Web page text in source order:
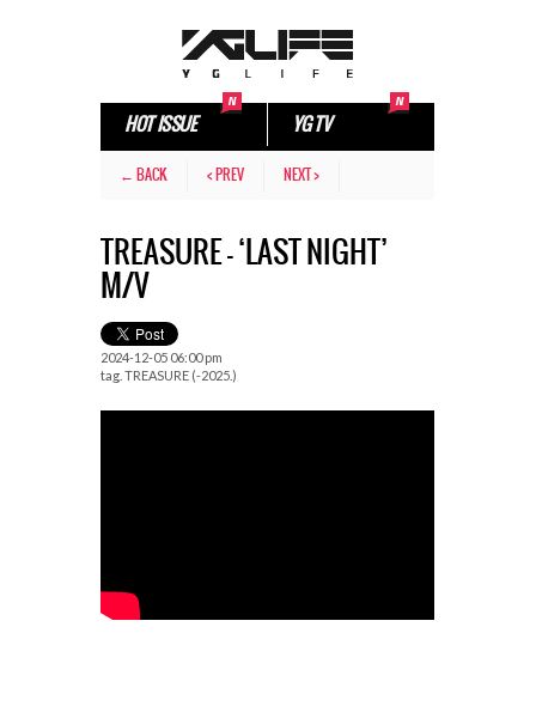
HOT ISSUE YG TV
← BACK < PREV NEXT >
TREASURE – ‘LAST NIGHT’
M/V
2024-12-05 06:00 pm
tag. TREASURE (-2025.)